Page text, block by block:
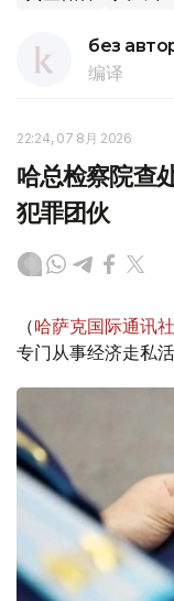
без
编译
22:24, 07 8月 2026
哈总检察院查
犯罪团伙
（哈萨克国际通讯
专门从事经济走私